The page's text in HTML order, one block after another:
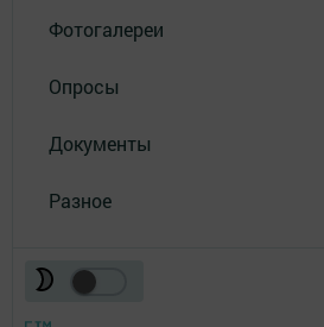
Фотогалереи
Опросы
Документы
Разное